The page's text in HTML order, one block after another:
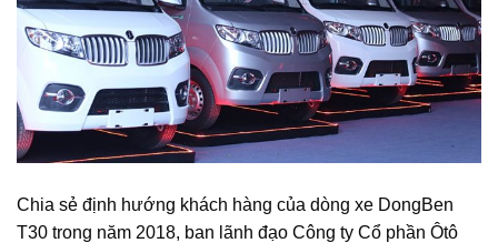
Chia sẻ định hướng khách hàng của dòng xe DongBen
T30 trong năm 2018, ban lãnh đạo Công ty Cổ phần Ôtô